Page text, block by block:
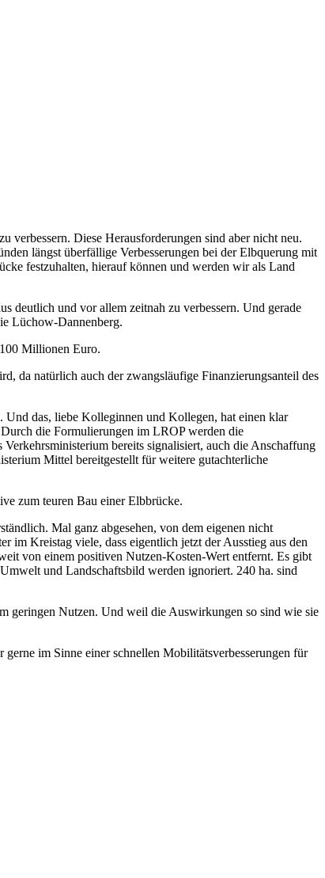
Diese Herausforderungen sind aber nicht neu.
längst überfällige Verbesserungen bei der Elbquerung mit
festzuhalten, hierauf können und werden wir als Land
deutlich und vor allem zeitnah zu verbessern. Und gerade
Lüchow-Dannenberg.
Millionen Euro.
da natürlich auch der zwangsläufige Finanzierungsanteil des
Und das, liebe Kolleginnen und Kollegen, hat einen klar
die Formulierungen im LROP werden die
bereits signalisiert, auch die Anschaffung
Mittel bereitgestellt für weitere gutachterliche
zum teuren Bau einer Elbbrücke.
Mal ganz abgesehen, von dem eigenen nicht
im Kreistag viele, dass eigentlich jetzt der Ausstieg aus den
von einem positiven Nutzen-Kosten-Wert entfernt. Es gibt
und Landschaftsbild werden ignoriert. 240 ha. sind
geringen Nutzen. Und weil die Auswirkungen so sind wie sie
im Sinne einer schnellen Mobilitätsverbesserungen für